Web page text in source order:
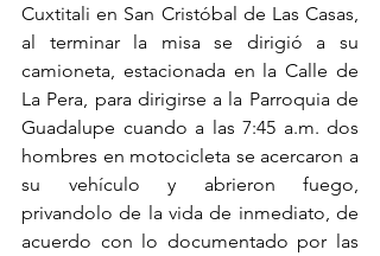
Cuxtitali en San Cristóbal de Las Casas,
al terminar la misa se dirigió a su
camioneta, estacionada en la Calle de
La Pera, para dirigirse a la Parroquia de
Guadalupe cuando a las 7:45 a.m. dos
hombres en motocicleta se acercaron a
su vehículo y abrieron fuego,
privandolo de la vida de inmediato, de
acuerdo con lo documentado por las